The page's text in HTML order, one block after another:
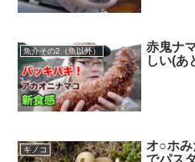
魚介その2（魚以外）
赤鬼ナ
しい(あ
キノコ
オ○ホ